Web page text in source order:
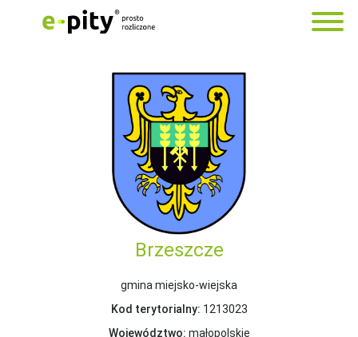
Brzeszcze
gmina miejsko-wiejska
Kod terytorialny: 1213023
Województwo: małopolskie